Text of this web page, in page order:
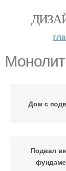
Дом с
Подвал